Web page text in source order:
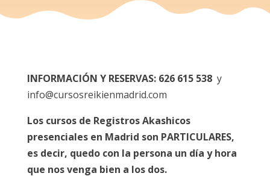
INFORMACIÓN Y RESERVAS: 626 615 538y
info@cursosreikienmadrid.com
Los cursos de Registros Akashicos
presenciales en Madrid son PARTICULARES,
es decir, quedo con la persona un día y hora
que nos venga bien a los dos.